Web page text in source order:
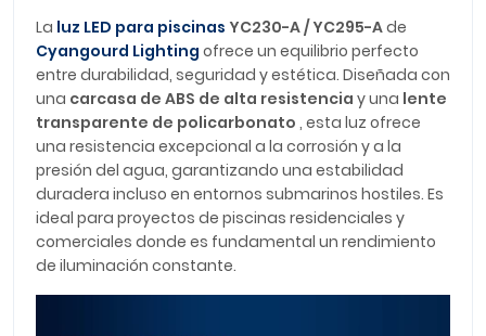
La luz LED para piscinas YC230-A / YC295-Ade
Cyangourd Lighting ofrece un equilibrio perfecto
entre durabilidad, seguridad y estética. Diseñada con
una carcasa de ABS de alta resistencia y una lente
transparente de policarbonato , esta luz ofrece
una resistencia excepcional a la corrosión y a la
presión del agua, garantizando una estabilidad
duradera incluso en entornos submarinos hostiles. Es
ideal para proyectos de piscinas residenciales y
comerciales donde es fundamental un rendimiento
de iluminación constante.